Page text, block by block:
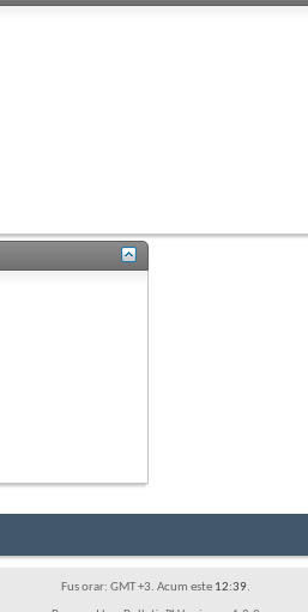
Fus orar: GMT +3. Acum este 12:39.